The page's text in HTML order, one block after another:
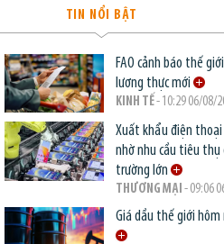
TIN NỔI BẬT
FAO cảnh báo thế
lương thực mới
KINH TẾ- 10:29 06/08/
Xuất khẩu điện
nhờ nhu cầu tiêu
trường lớn
THƯƠNG MẠI - 09:06
Giá dầu thế giới hôm